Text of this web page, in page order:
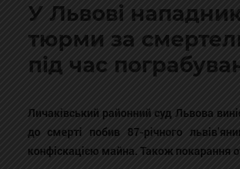
У Львові
тюрми за
під час
Личаківський районний суд Львова
до смерті побив 87-річного
конфіскацією майна. Також покарання